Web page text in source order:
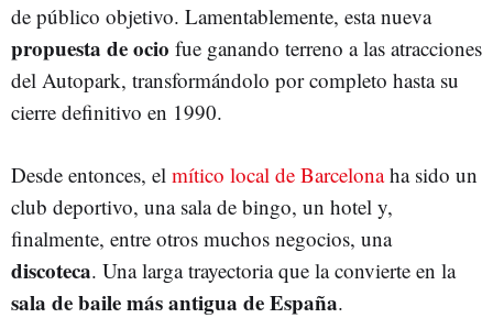
de público objetivo. Lamentablemente, esta nueva
propuesta de ocio fue ganando terreno a las atracciones
del Autopark, transformándolo por completo hasta su
cierre definitivo en 1990.
Desde entonces, el mítico local de Barcelonaha sido un
club deportivo, una sala de bingo, un hotel y,
finalmente, entre otros muchos negocios, una
discoteca. Una larga trayectoria que la convierte en la
sala de baile más antigua de España.